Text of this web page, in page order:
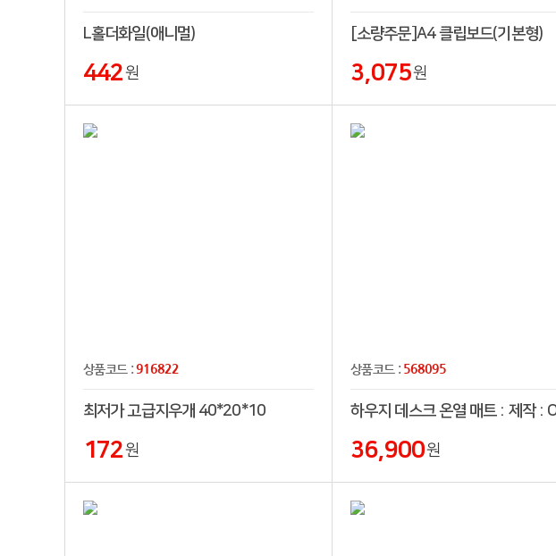
L홀더화일(애니멀)
442원
[소량주문]A4 클립보드(기본형)
3,075원
상품코드 :916822
최저가 고급지우개 40*20*10
172원
상품코드 : 568095
36,900원